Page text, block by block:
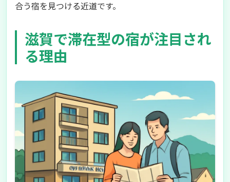
合う宿を見つける近道です。
滋賀で滞在型の宿が注目され
る理由